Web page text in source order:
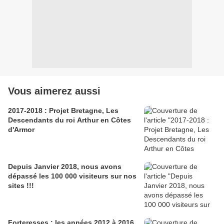
Vous aimerez aussi
2017-2018 : Projet Bretagne, Les
Descendants du roi Arthur en Côtes
d'Armor
Depuis Janvier 2018, nous avons
dépassé les 100 000 visiteurs sur nos
sites !!!